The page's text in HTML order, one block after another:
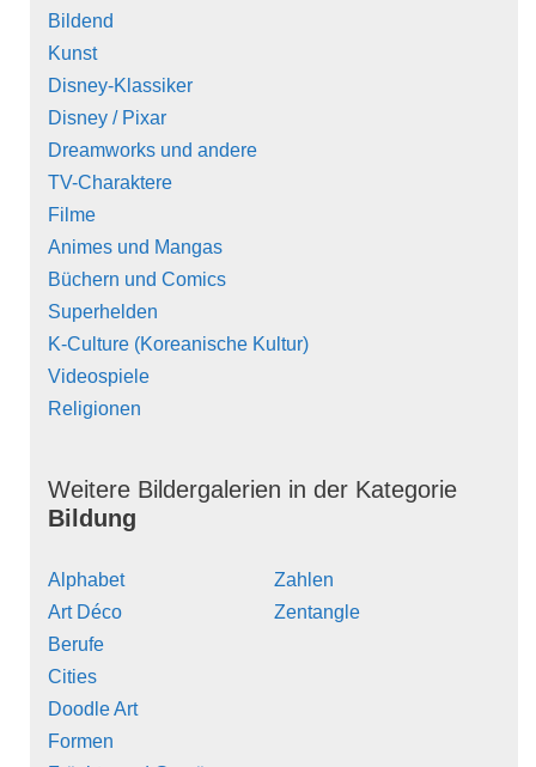
Bildend
Kunst
Disney-Klassiker
Disney / Pixar
Dreamworks und andere
TV-Charaktere
Filme
Animes und Mangas
Büchern und Comics
Superhelden
K-Culture (Koreanische Kultur)
Videospiele
Religionen
Weitere Bildergalerien in der Kategorie
Bildung
Alphabet
Art Déco
Berufe
Cities
Doodle Art
Formen
Zahlen
Zentangle